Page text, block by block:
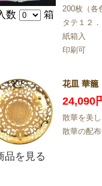
数 箱
200枚（各
タテ１２
紙箱入
印刷可
品を見る
花皿 華籠
24,090
散華を美
散華の配